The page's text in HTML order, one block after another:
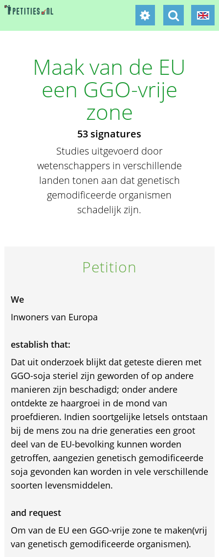
Maak van de EU
een GGO-vrije
zone
53 signatures
Studies uitgevoerd door
wetenschappers in verschillende
landen tonen aan dat genetisch
gemodificeerde organismen
schadelijk zijn.
Petition
We
Inwoners van Europa
establish that:
Dat uit onderzoek blijkt dat geteste dieren met
GGO-soja steriel zijn geworden of op andere
manieren zijn beschadigd; onder andere
ontdekte ze haargroei in de mond van
proefdieren. Indien soortgelijke letsels ontstaan
bij de mens zou na drie generaties een groot
deel van de EU-bevolking kunnen worden
getroffen, aangezien genetisch gemodificeerde
soja gevonden kan worden in vele verschillende
soorten levensmiddelen.
and request
Om van de EU een GGO-vrije zone te maken(vrij
van genetisch gemodificeerde organismen).